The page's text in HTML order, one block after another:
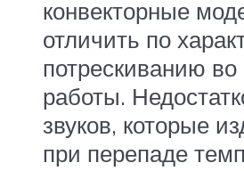
конвекторные
отличить по
потрескиванию
работы.
звуков, которые
при перепаде